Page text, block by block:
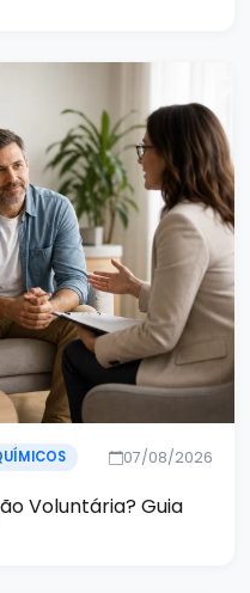
07/08/2026
Voluntária? Guia